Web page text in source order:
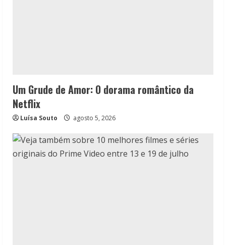
Um Grude de Amor: O dorama romântico da
Netflix
Luísa Souto agosto 5, 2026